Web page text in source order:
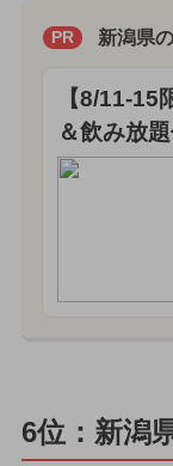
PR 新潟県
【8/11-15
＆飲み放題
6位：新潟